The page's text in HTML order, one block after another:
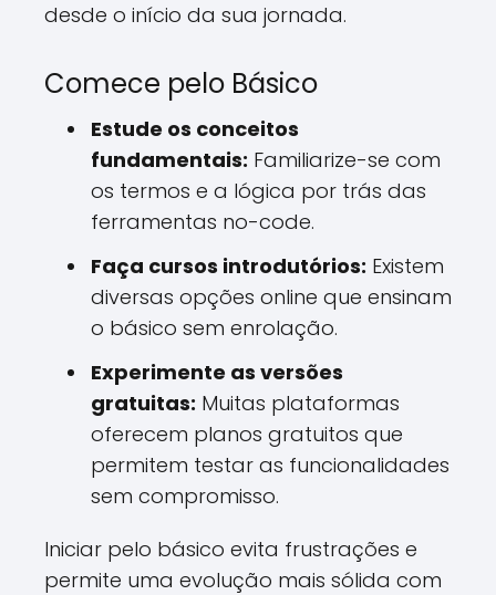
desde o início da sua jornada.
Comece pelo Básico
Estude os conceitos
fundamentais: Familiarize-se com
os termos e a lógica por trás das
ferramentas no-code.
Faça cursos introdutórios: Existem
diversas opções online que ensinam
o básico sem enrolação.
Experimente as versões
gratuitas: Muitas plataformas
oferecem planos gratuitos que
permitem testar as funcionalidades
sem compromisso.
Iniciar pelo básico evita frustrações e
permite uma evolução mais sólida com